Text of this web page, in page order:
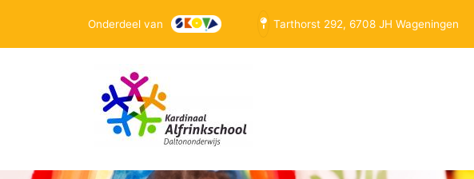
Onderdeel van Tarthorst 292, 6708 JH Wageningen